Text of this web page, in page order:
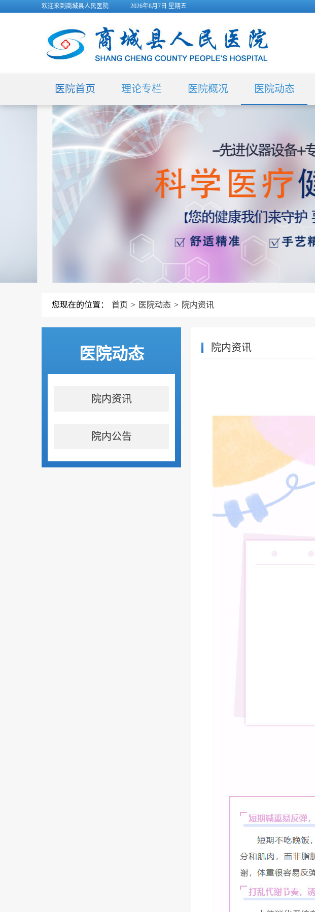
欢迎来到商城县人民医院 2026年8月7日 星期五
医院首页 理论专栏 医院概况 医院动态
您现在的位置： 首页 > 医院动态 > 院内资讯
医院动态
院内资讯
院内公告
院内资讯